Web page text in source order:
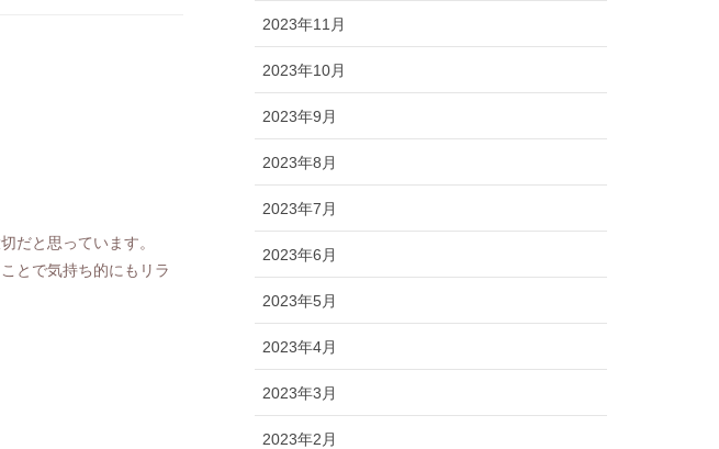
だと思っています。
とで気持ち的にもリラ
2023年11月
2023年10月
2023年9月
2023年8月
2023年7月
2023年6月
2023年5月
2023年4月
2023年3月
2023年2月